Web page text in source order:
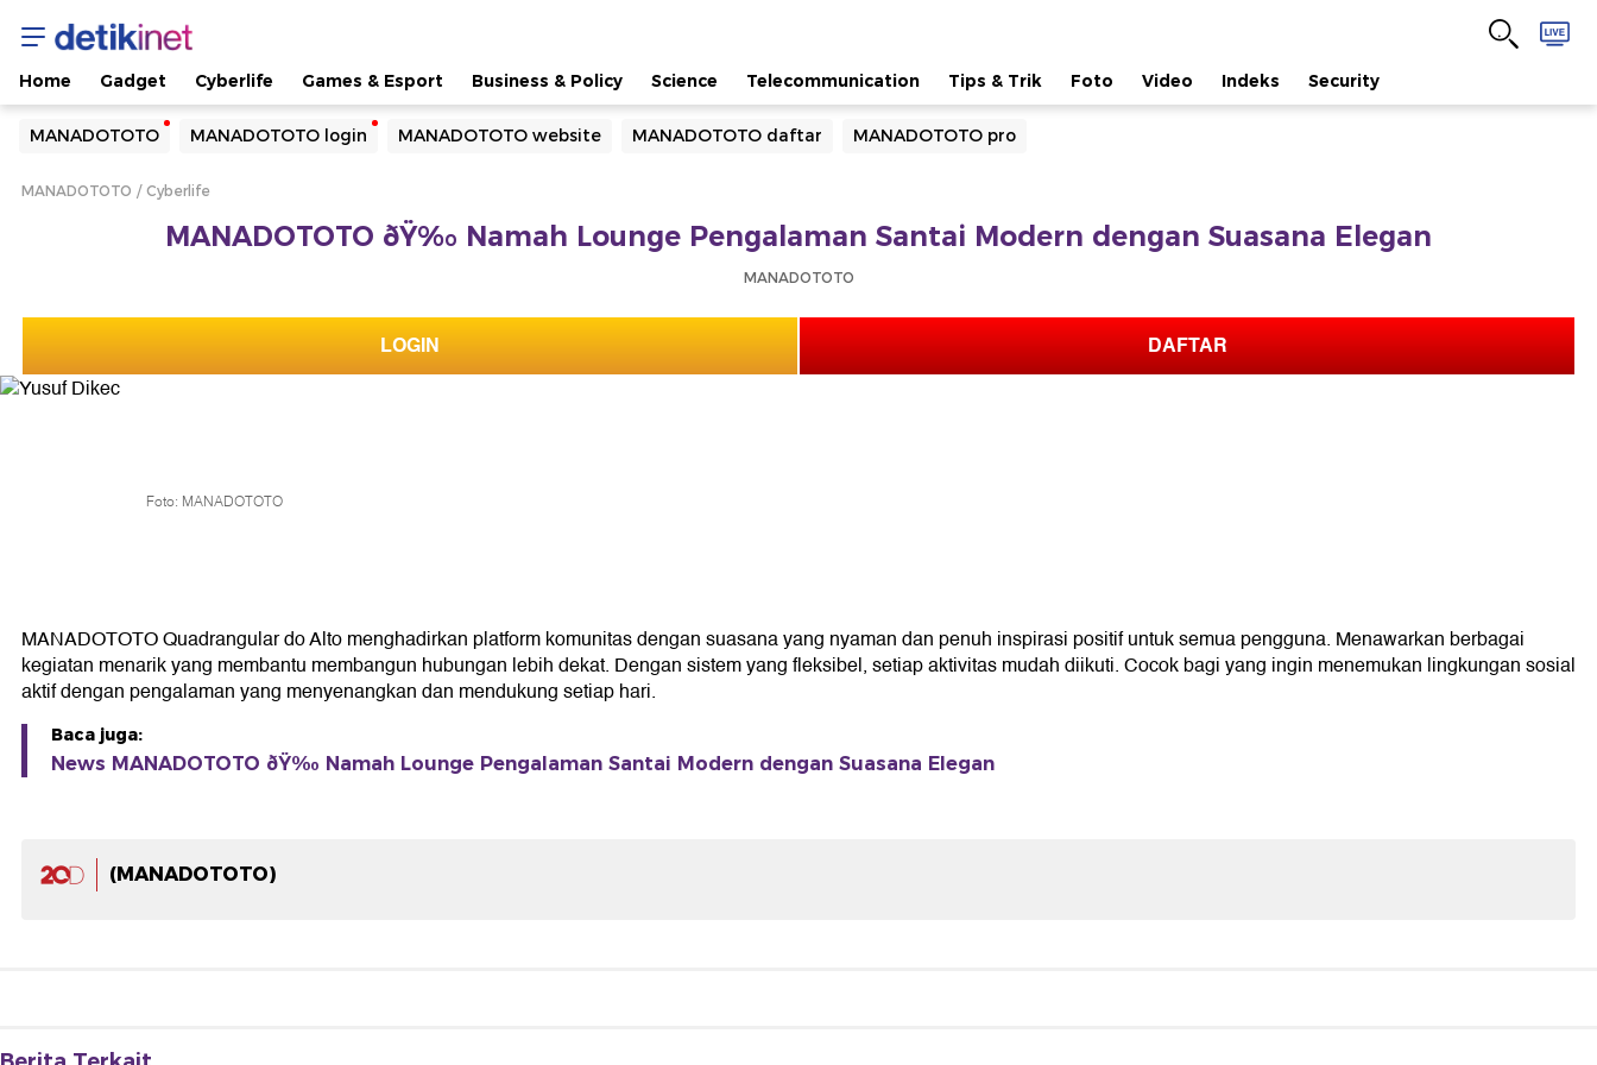
Home Gadget Cyberlife Games & Esport Business & Policy Science Telecommunication Tips & Trik Foto Video Indeks Security
MANADOTOTO MANADOTOTO login MANADOTOTO website MANADOTOTO daftar MANADOTOTO pro
Yang sedang ramai dicari
Loading...
MANADOTOTO Cyberlife
MANADOTOTO ðŸ‰ Namah Lounge Pengalaman Santai Modern dengan Suasana Elegan
MANADOTOTO
LOGIN DAFTAR
Foto: MANADOTOTO
MANADOTOTO Quadrangular do Alto menghadirkan platform komunitas dengan suasana yang nyaman dan penuh inspirasi positif untuk semua pengguna. Menawarkan berbagai
kegiatan menarik yang membantu membangun hubungan lebih dekat. Dengan sistem yang fleksibel, setiap aktivitas mudah diikuti. Cocok bagi yang ingin menemukan lingkungan sosial
aktif dengan pengalaman yang menyenangkan dan mendukung setiap hari.
Baca juga:
News MANADOTOTO ðŸ‰ Namah Lounge Pengalaman Santai Modern dengan Suasana Elegan
(MANADOTOTO)